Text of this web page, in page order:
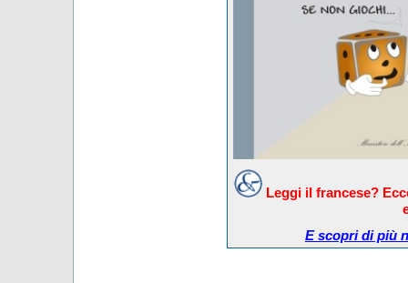
Leggi il francese?
E scopri di più